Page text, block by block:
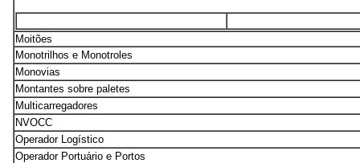
Moitões
Monotrilhos e Monotroles
Monovias
Montantes sobre paletes
Multicarregadores
NVOCC
Operador Logístico
Operador Portuário e Portos